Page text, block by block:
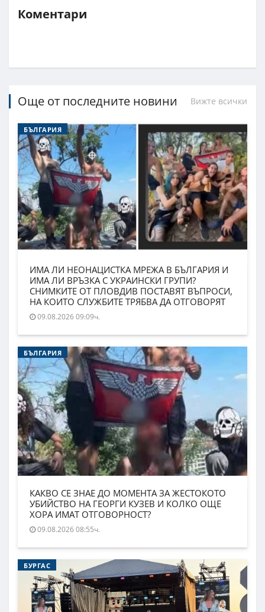
Коментари
Още от последните новини Вижте всички
БЪЛГАРИЯ
ИМА ЛИ НЕОНАЦИСТКА МРЕЖА В БЪЛГАРИЯ И
ИМА ЛИ ВРЪЗКА С УКРАИНСКИ ГРУПИ?
СНИМКИТЕ ОТ ПЛОВДИВ ПОСТАВЯТ ВЪПРОСИ,
НА КОИТО СЛУЖБИТЕ ТРЯБВА ДА ОТГОВОРЯТ
09.08.2026 09:09ч.
БЪЛГАРИЯ
КАКВО СЕ ЗНАЕ ДО МОМЕНТА ЗА ЖЕСТОКОТО
УБИЙСТВО НА ГЕОРГИ КУЗЕВ И КОЛКО ОЩЕ
ХОРА ИМАТ ОТГОВОРНОСТ?
09.08.2026 08:55ч.
БУРГАС